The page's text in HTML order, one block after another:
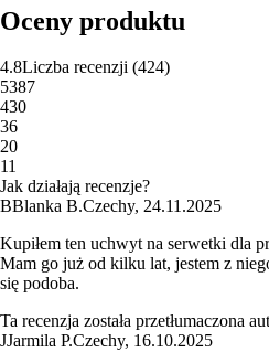
Oceny produktu
4.8Liczba recenzji (424)
5387
430
36
20
11
Jak działają recenzje?
BBlanka B.Czechy, 24.11.2025
Kupiłem ten uchwyt na serwetki dla
Mam go już od kilku lat, jestem z
się podoba.
Ta recenzja została przetłumaczona
JJarmila P.Czechy, 16.10.2025